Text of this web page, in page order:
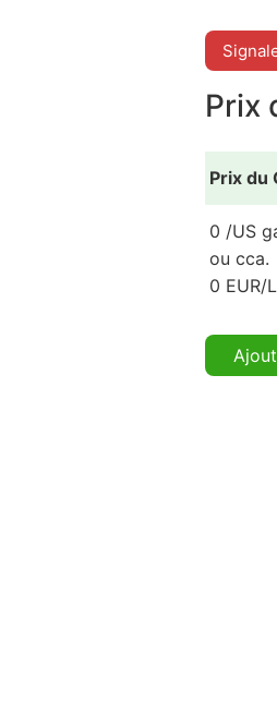
Prix
Prix du
0 /US
ou cca.
0 EUR/L